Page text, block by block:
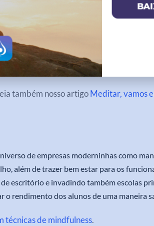
vez de se ocupar pensando na lista
e sensações, como a água em
também nosso artigoMeditar, vamos
de empresas moderninhas como
além de trazer bem estar para os
escritório e invadindo também escolas
rendimento dos alunos de uma maneira
técnicas de mindfulness.